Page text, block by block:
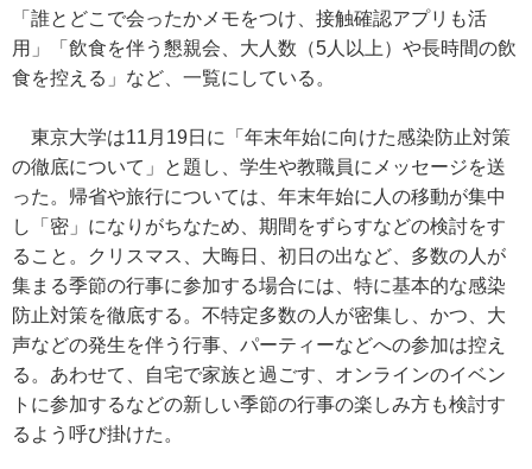
「誰とどこで会ったかメモをつけ、接触確認アプリも活
用」「飲食を伴う懇親会、大人数（5人以上）や長時間の飲
食を控える」など、一覧にしている。
東京大学は11月19日に「年末年始に向けた感染防止対策
の徹底について」と題し、学生や教職員にメッセージを送
った。帰省や旅行については、年末年始に人の移動が集中
し「密」になりがちなため、期間をずらすなどの検討をす
ること。クリスマス、大晦日、初日の出など、多数の人が
集まる季節の行事に参加する場合には、特に基本的な感染
防止対策を徹底する。不特定多数の人が密集し、かつ、大
声などの発生を伴う行事、パーティーなどへの参加は控え
る。あわせて、自宅で家族と過ごす、オンラインのイベン
トに参加するなどの新しい季節の行事の楽しみ方も検討す
るよう呼び掛けた。